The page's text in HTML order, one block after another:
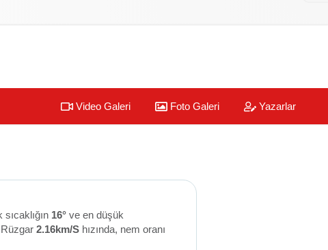
Video Galeri Foto Galeri Yazarlar
16°ve en düşük
2.16km/Shızında, nem oranı